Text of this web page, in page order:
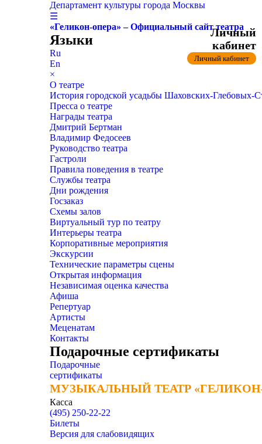
Департамент культуры города Москвы
☰
«Геликон-опера» – Официальный сайт театра
Языки
Ru
En
×
О театре
История городской усадьбы Шаховских-
Пресса о театре
Награды театра
Дмитрий Бертман
Владимир Федосеев
Руководство театра
Гастроли
Правила поведения в театре
Службы театра
Дни рождения
Госзаказ
Схемы залов
Виртуальный тур по театру
Интерьеры театра
Корпоративные мероприятия
Экскурсии
Технические параметры сцены
Открытая информация
Независимая оценка качества
Афиша
Репертуар
Артисты
Меценатам
Контакты
Подарочные сертификаты
Подарочные
сертификаты
МУЗЫКАЛЬНЫЙ ТЕАТР
МУЗЫКАЛЬНЫЙ ТЕАТР
Касса
(495) 250-22-22
Личный
кабинет
Личный кабинет
Билеты
Версия для слабовидящих